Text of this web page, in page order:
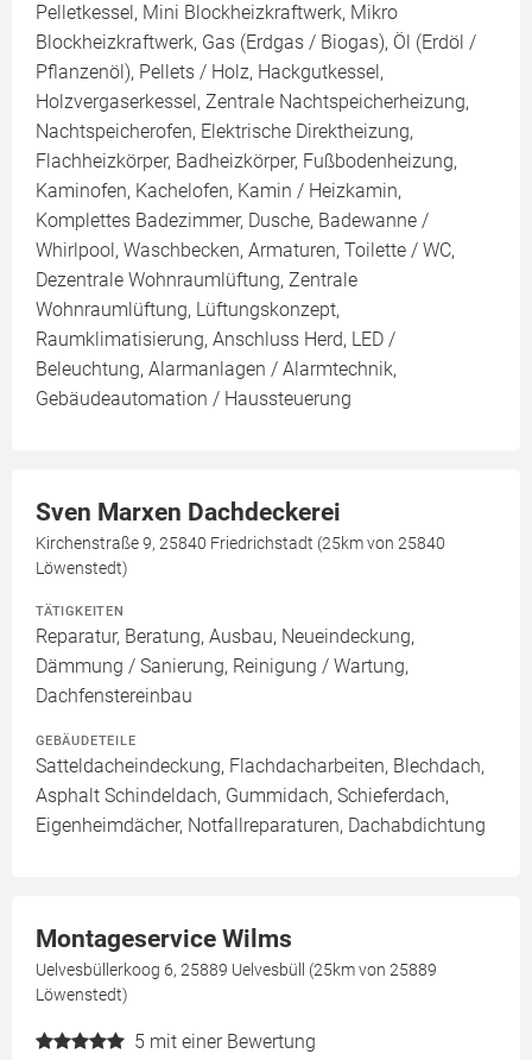
Pelletkessel, Mini Blockheizkraftwerk, Mikro
Blockheizkraftwerk, Gas (Erdgas / Biogas), Öl (Erdöl /
Pflanzenöl), Pellets / Holz, Hackgutkessel,
Holzvergaserkessel, Zentrale Nachtspeicherheizung,
Nachtspeicherofen, Elektrische Direktheizung,
Flachheizkörper, Badheizkörper, Fußbodenheizung,
Kaminofen, Kachelofen, Kamin / Heizkamin,
Komplettes Badezimmer, Dusche, Badewanne /
Whirlpool, Waschbecken, Armaturen, Toilette / WC,
Dezentrale Wohnraumlüftung, Zentrale
Wohnraumlüftung, Lüftungskonzept,
Raumklimatisierung, Anschluss Herd, LED /
Beleuchtung, Alarmanlagen / Alarmtechnik,
Gebäudeautomation / Haussteuerung
Sven Marxen Dachdeckerei
Kirchenstraße 9, 25840 Friedrichstadt (25km von 25840
Löwenstedt)
TÄTIGKEITEN
Reparatur, Beratung, Ausbau, Neueindeckung,
Dämmung / Sanierung, Reinigung / Wartung,
Dachfenstereinbau
GEBÄUDETEILE
Satteldacheindeckung, Flachdacharbeiten, Blechdach,
Asphalt Schindeldach, Gummidach, Schieferdach,
Eigenheimdächer, Notfallreparaturen, Dachabdichtung
Montageservice Wilms
Uelvesbüllerkoog 6, 25889 Uelvesbüll (25km von 25889
Löwenstedt)
5 mit einer Bewertung